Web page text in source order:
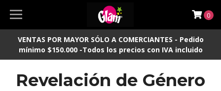
VENTAS POR MAYOR SÓLO A COMERCIANTES - Pedido
mínimo $150.000 -Todos los precios con IVA incluido
0
Revelación de Género